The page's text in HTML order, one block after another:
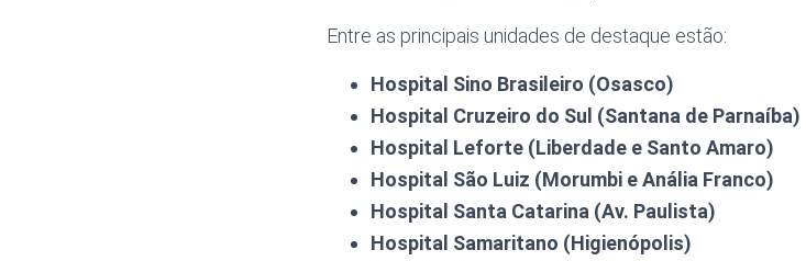
Entre as principais unidades de destaque estão:
Hospital Sino Brasileiro (Osasco)
Hospital Cruzeiro do Sul (Santana de Parnaíba)
Hospital Leforte (Liberdade e Santo Amaro)
Hospital São Luiz (Morumbi e Anália Franco)
Hospital Santa Catarina (Av. Paulista)
Hospital Samaritano (Higienópolis)